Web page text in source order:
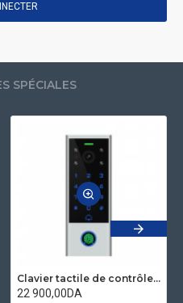
SPÉCIALES
Clavier tactile de contrôle d'accès et IP visiophone étanche avec empreinte digitale compatible Tuya secukey Vcontrol 3-F
22 900,00DA